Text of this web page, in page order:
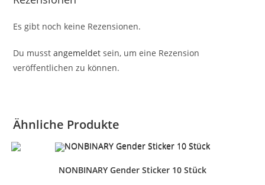
Es gibt noch keine Rezensionen.
Du musstangemeldet sein, um eine Rezension
veröffentlichen zu können.
Ähnliche Produkte
NONBINARY Gender Sticker 10 Stück